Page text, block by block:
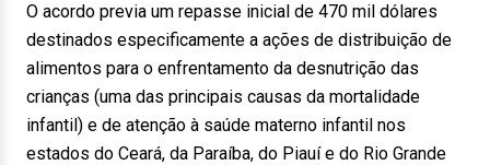
O acordo previa um repasse inicial de 470 mil dólares
destinados especificamente a ações de distribuição de
alimentos para o enfrentamento da desnutrição das
crianças (uma das principais causas da mortalidade
infantil) e de atenção à saúde materno infantil nos
estados do Ceará, da Paraíba, do Piauí e do Rio Grande